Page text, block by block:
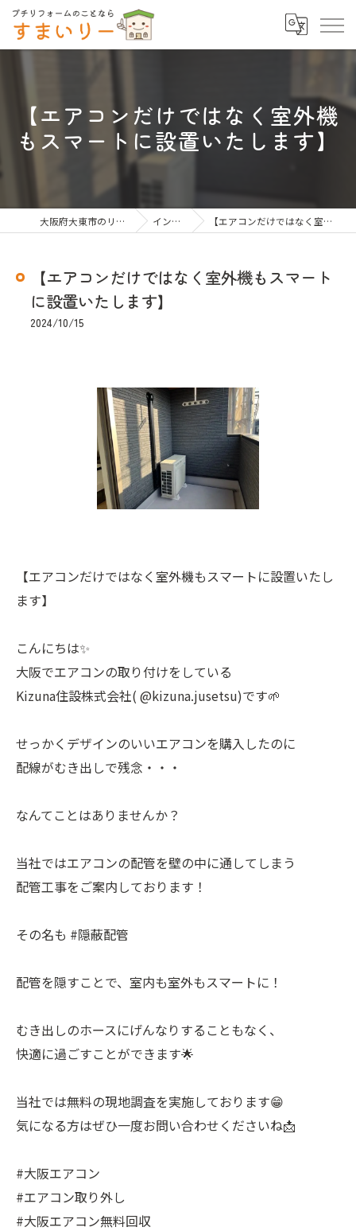
【エアコンだけではなく室外機
もスマートに設置いたします】
大阪府大東市のリフォームならすまいりー インスタグラム 【エアコンだけではなく室外機もスマートに設置いたします】
【エアコンだけではなく室外機もスマート
に設置いたします】
2024/10/15
【エアコンだけではなく室外機もスマートに設置いたし
ます】
こんにちは✨
大阪でエアコンの取り付けをしている
Kizuna住設株式会社( @kizuna.jusetsu)です🌱
せっかくデザインのいいエアコンを購入したのに
配線がむき出しで残念・・・
なんてことはありませんか？
当社ではエアコンの配管を壁の中に通してしまう
配管工事をご案内しております！
その名も #隠蔽配管
配管を隠すことで、室内も室外もスマートに！
むき出しのホースにげんなりすることもなく、
快適に過ごすことができます🌟
当社では無料の現地調査を実施しております😁
気になる方はぜひ一度お問い合わせくださいね📩
#大阪エアコン
#エアコン取り外し
#大阪エアコン無料回収